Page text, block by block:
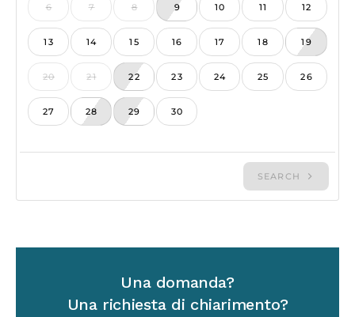
Una domanda?
Una richiesta di chiarimento?